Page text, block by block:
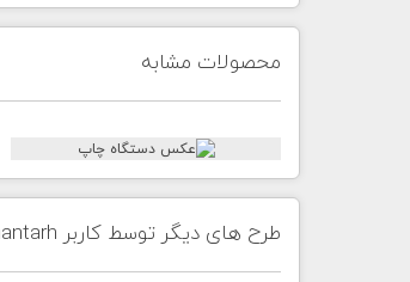
محصولات مشابه
طرح های دیگر توسط کاربر mihantarh